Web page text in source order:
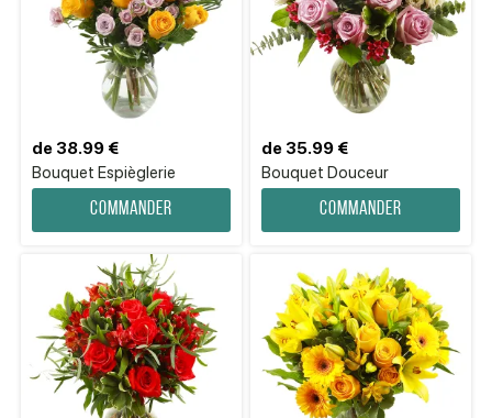
Bouquet Espièglerie
de 38.99 €
Commander
Bouquet Douceur
de 35.99 €
Commander